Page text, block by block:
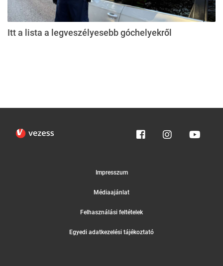
Itt a lista a legveszélyesebb góchelyekről
Impresszum
Médiaajánlat
Felhasználási feltételek
Egyedi adatkezelési tájékoztató